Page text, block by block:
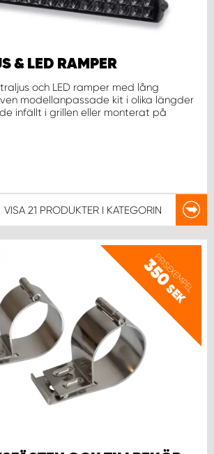
& LED RAMPER
och LED ramper med lång
modellanpassade kit i olika längder
infällt i grillen eller monterat på
VISA 21 PRODUKTER I KATEGORIN
PRISEXEMPEL
350
SEK